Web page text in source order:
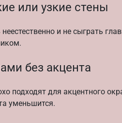
или узкие стены
и не сыграть
без акцента
подходят для акцентного
уменьшится.